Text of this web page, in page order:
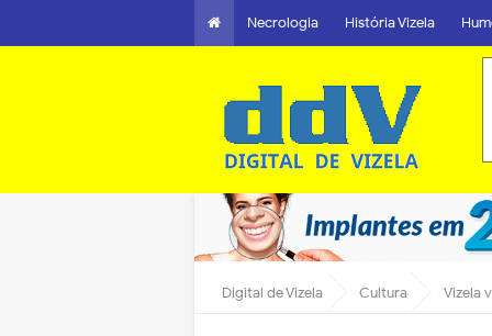
Necrologia História Vizela
Digital de Vizela Cultura Vizela